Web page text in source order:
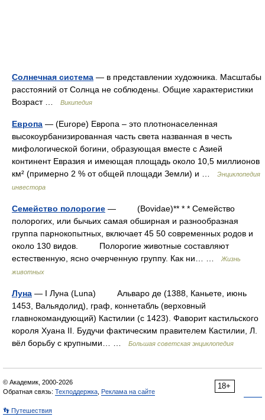
Солнечная система — в представлении художника. Масштабы
расстояний от Солнца не соблюдены. Общие характеристики
Возраст …
Википедия
Европа — (Europe) Европа – это плотнонаселенная
высокоурбанизированная часть света названная в честь
мифологической богини, образующая вместе с Азией
континент Евразия и имеющая площадь около 10,5 миллионов
км² (примерно 2 % от общей площади Земли) и …
Энциклопедия
инвестора
Семейство полорогие — (Bovidae)** * * Семейство
полорогих, или бычьих самая обширная и разнообразная
группа парнокопытных, включает 45 50 современных родов и
около 130 видов. Полорогие животные составляют
естественную, ясно очерченную группу. Как ни… …
Жизнь
животных
Луна — I Луна (Luna) Альваро де (1388, Каньете, июнь
1453, Вальядолид), граф, коннетабль (верховный
главнокомандующий) Кастилии (с 1423). Фаворит кастильского
короля Хуана II. Будучи фактическим правителем Кастилии, Л.
вёл борьбу с крупными… …
Большая советская энциклопедия
18+
© Академик, 2000-2026
Обратная связь: Техподдержка Реклама на сайте
👣 Путешествия